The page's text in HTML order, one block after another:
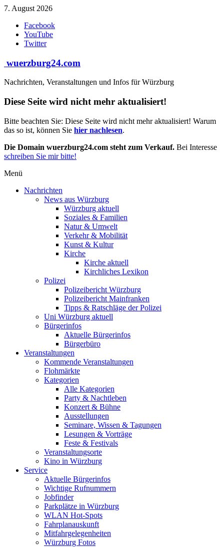
Zum
springen
7. August 2026
Facebook
YouTube
Twitter
wuerzburg24.com
Nachrichten, Veranstaltungen und Infos für Würzburg
Diese Seite wird nicht mehr aktualisiert!
Bitte beachten Sie: Diese Seite wird nicht mehr aktualisiert! Warum
das so ist, können Sie hier nachlesen.
Die Domain wuerzburg24.com steht zum Verkauf. Bei Interesse
schreiben Sie mir bitte!
Menü
Nachrichten
News aus Würzburg
Würzburg aktuell
Soziales & Familien
Natur & Umwelt
Verkehr & Mobilität
Kunst & Kultur
Kirche
Kirche aktuell
Kirchliches Lexikon
Polizei
Polizeibericht Würzburg
Polizeibericht Mainfranken
Tipps & Ratschläge der Polizei
Uni Würzburg aktuell
Bürgerinfos
Aktuelle Bürgerinfos
Bürgerbüro
Veranstaltungen
Kommende Veranstaltungen
Flohmärkte
Kategorien
Alle Kategorien
Party & Nachtleben
Konzert & Bühne
Ausstellungen
Seminare, Wissen & Tagungen
Lesungen & Vorträge
Feste & Festivals
Veranstaltungsorte
Kino in Würzburg
Service
Aktuelle Bürgerinfos
Wichtige Rufnummern
Jobfinder
Parkplätze in Würzburg
WLAN Hot-Spots
Fahrplanauskunft
Mitfahrgelegenheiten
Würzburg Fotos